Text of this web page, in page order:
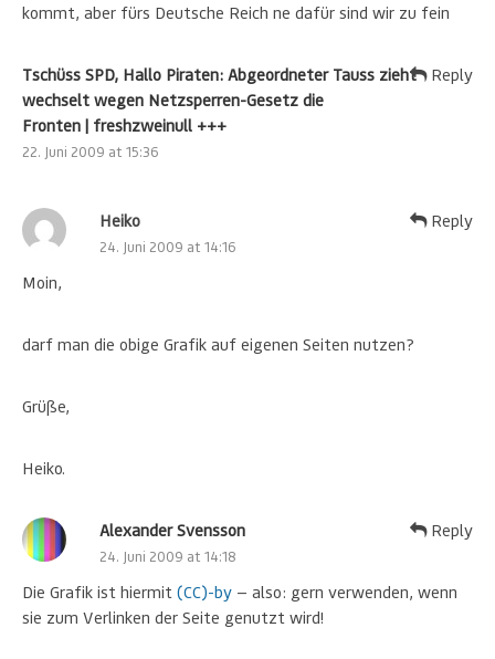
kommt, aber fürs Deutsche Reich ne dafür sind wir zu fein
Tschüss SPD, Hallo Piraten: Abgeordneter Tauss zieht
wechselt wegen Netzsperren-Gesetz die
Fronten | freshzweinull +++
22. Juni 2009 at 15:36
Reply
Heiko
24. Juni 2009 at 14:16
Moin,
darf man die obige Grafik auf eigenen Seiten nutzen?
Grüße,
Heiko.
Reply
Alexander Svensson
24. Juni 2009 at 14:18
Die Grafik ist hiermit (CC)-by — also: gern verwenden, wenn
sie zum Verlinken der Seite genutzt wird!
Reply